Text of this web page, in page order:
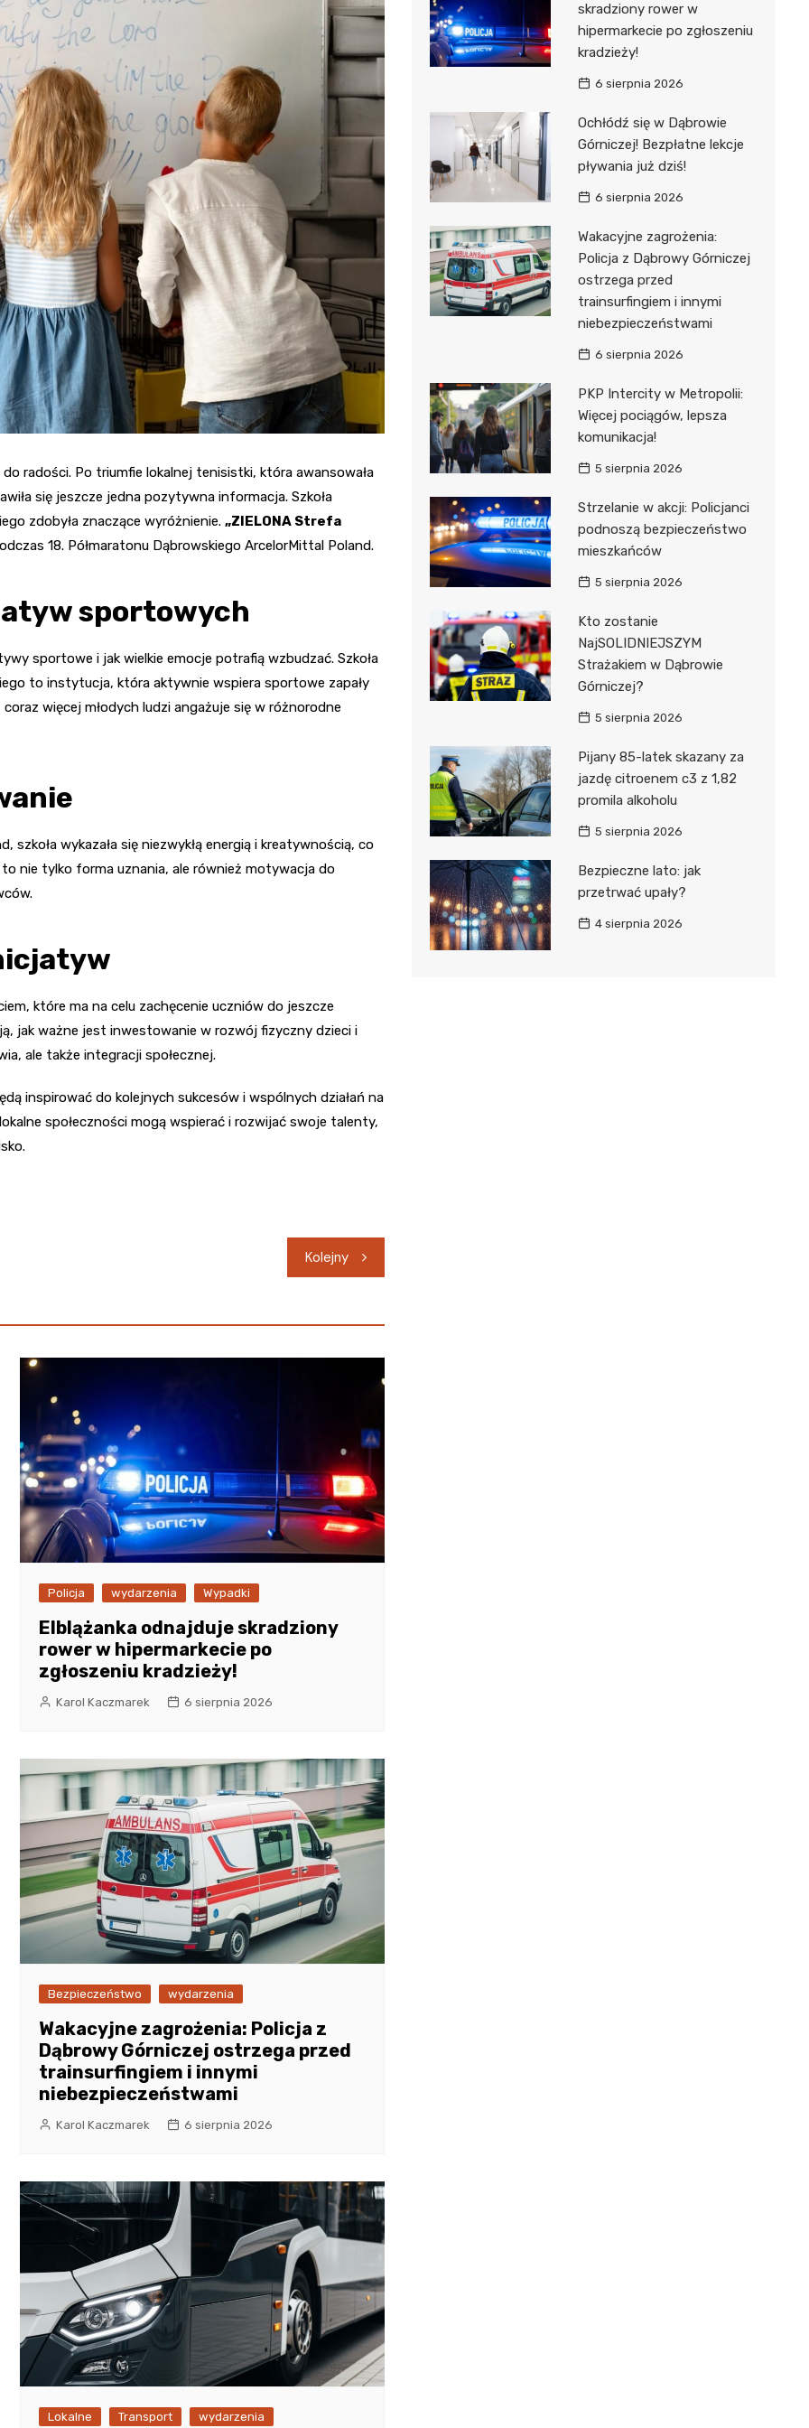
Kino
Księgarnia
radości. Po triumfie lokalnej tenisistki, która awansowała
się jeszcze jedna pozytywna informacja. Szkoła
zdobyła znaczące wyróżnienie. „ZIELONA Strefa
18. Półmaratonu Dąbrowskiego ArcelorMittal Poland.
sportowych
sportowe i jak wielkie emocje potrafią wzbudzać. Szkoła
to instytucja, która aktywnie wspiera sportowe zapały
więcej młodych ludzi angażuje się w różnorodne
szkoła wykazała się niezwykłą energią i kreatywnością, co
nie tylko forma uznania, ale również motywacja do
które ma na celu zachęcenie uczniów do jeszcze
jak ważne jest inwestowanie w rozwój fizyczny dzieci i
ale także integracji społecznej.
inspirować do kolejnych sukcesów i wspólnych działań na
społeczności mogą wspierać i rozwijać swoje talenty,
Kolejny
Policja wydarzenia Wypadki
Elblążanka odnajduje skradziony
rower w hipermarkecie po
zgłoszeniu kradzieży!
Karol Kaczmarek 6 sierpnia 2026
Bezpieczeństwo wydarzenia
Wakacyjne zagrożenia: Policja z
Dąbrowy Górniczej ostrzega przed
trainsurfingiem i innymi
niebezpieczeństwami
Karol Kaczmarek 6 sierpnia 2026
Lokalne Transport wydarzenia
skradziony rower w
hipermarkecie po zgłoszeniu
kradzieży!
6 sierpnia 2026
Ochłódź się w Dąbrowie
Górniczej! Bezpłatne lekcje
pływania już dziś!
6 sierpnia 2026
Wakacyjne zagrożenia:
Policja z Dąbrowy Górniczej
ostrzega przed
trainsurfingiem i innymi
niebezpieczeństwami
6 sierpnia 2026
PKP Intercity w Metropolii:
Więcej pociągów, lepsza
komunikacja!
5 sierpnia 2026
Strzelanie w akcji: Policjanci
podnoszą bezpieczeństwo
mieszkańców
5 sierpnia 2026
Kto zostanie
NajSOLIDNIEJSZYM
Strażakiem w Dąbrowie
Górniczej?
5 sierpnia 2026
Pijany 85-latek skazany za
jazdę citroenem c3 z 1,82
promila alkoholu
5 sierpnia 2026
Bezpieczne lato: jak
przetrwać upały?
4 sierpnia 2026